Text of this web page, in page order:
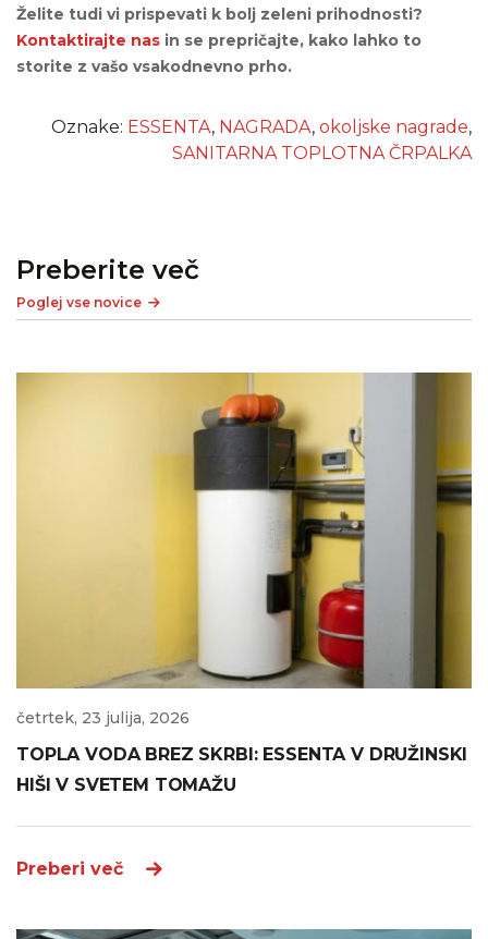
Želite tudi vi prispevati k bolj zeleni prihodnosti?
Kontaktirajte nas in se prepričajte, kako lahko to
storite z vašo vsakodnevno prho.
Oznake: ESSENTA, NAGRADA, okoljske nagrade,
SANITARNA TOPLOTNA ČRPALKA
Preberite več
Poglej vse novice
četrtek, 23 julija, 2026
TOPLA VODA BREZ SKRBI: ESSENTA V DRUŽINSKI
HIŠI V SVETEM TOMAŽU
Preberi več